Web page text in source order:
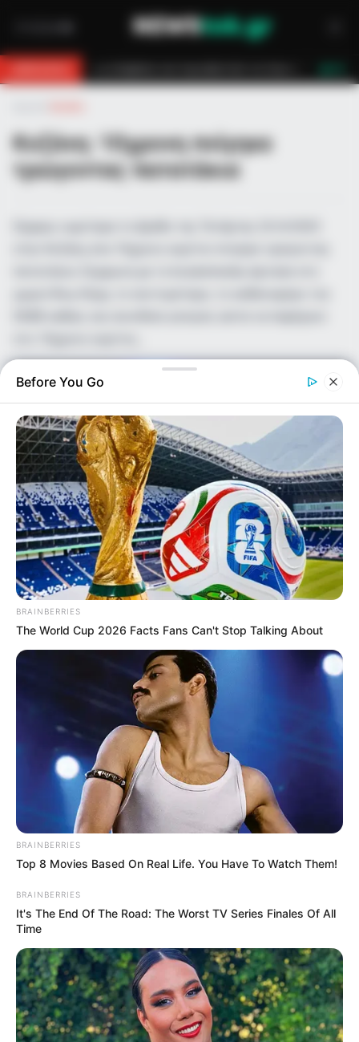
Κοζάνη: 10χρονη πνίγηκε
τρώγοντας πατατάκια
Θρήνος στο Ρέθυμνο: Τροχαίο δυστύχημα
NT
Κατερίνα Φούκα
23/04/2025, 22:17 · 10:17 ΜΜ
Τελευταία ενημέρωση
23/04/2025, 22:18 · 10:18 ΜΜ
Ελλάδα
Κοινοποίησε άρθρο
αναζήτησης.
Before You Go
BRAINBERRIES
The World Cup 2026 Facts Fans Can't Stop Talking About
BRAINBERRIES
Top 8 Movies Based On Real Life. You Have To Watch Them!
BRAINBERRIES
It's The End Of The Road: The Worst TV Series Finales Of All
Time